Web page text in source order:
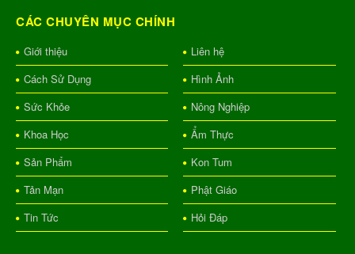
CÁC CHUYÊN MỤC CHÍNH
Giới thiệu
Liên hệ
Cách Sử Dụng
Hình Ảnh
Sức Khỏe
Nông Nghiệp
Khoa Học
Ẩm Thực
Sản Phẩm
Kon Tum
Tản Mạn
Phật Giáo
Tin Tức
Hỏi Đáp